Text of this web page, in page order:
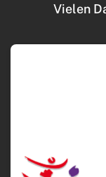
Vielen